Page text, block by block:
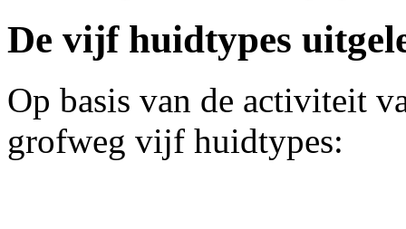
De vijf huidtypes
Op basis van de activiteit
grofweg vijf huidtypes: